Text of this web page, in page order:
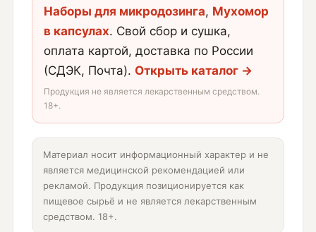
Наборы для микродозинга, Мухомор
в капсулах. Свой сбор и сушка,
оплата картой, доставка по России
(СДЭК, Почта). Открыть каталог →
Продукция не является лекарственным средством.
18+.
Материал носит информационный характер и не
является медицинской рекомендацией или
рекламой. Продукция позиционируется как
пищевое сырьё и не является лекарственным
средством. 18+.